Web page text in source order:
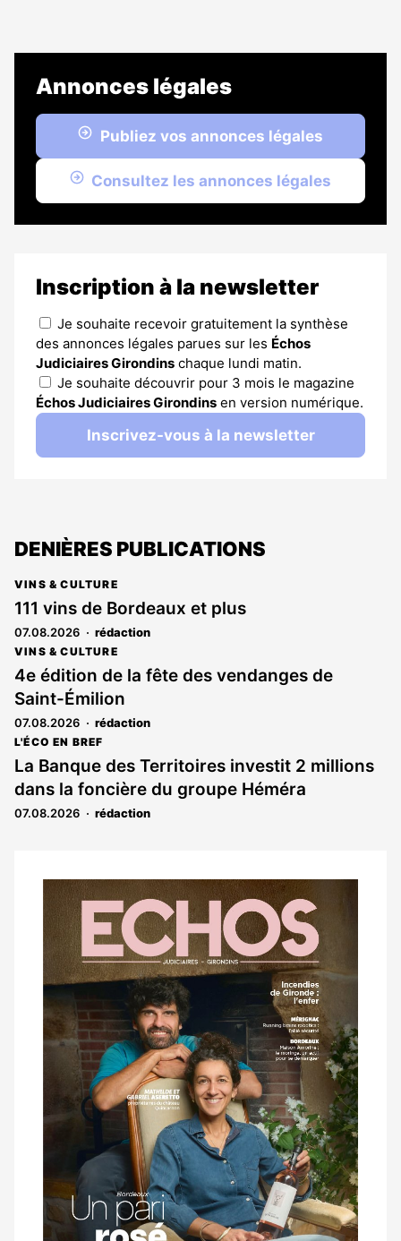
Annonces légales
Publiez vos annonces légales
Consultez les annonces légales
Inscription à la newsletter
Je souhaite recevoir gratuitement la synthèse
des annonces légales parues sur les Échos
Judiciaires Girondins chaque lundi matin.
Je souhaite découvrir pour 3 mois le magazine
Échos Judiciaires Girondins en version numérique.
Inscrivez-vous à la newsletter
DENIÈRES PUBLICATIONS
VINS & CULTURE
111 vins de Bordeaux et plus
07.08.2026 rédaction
VINS & CULTURE
4e édition de la fête des vendanges de
Saint-Émilion
07.08.2026 rédaction
L'ÉCO EN BREF
La Banque des Territoires investit 2 millions
dans la foncière du groupe Héméra
07.08.2026 rédaction
Notre
dernier
magazine